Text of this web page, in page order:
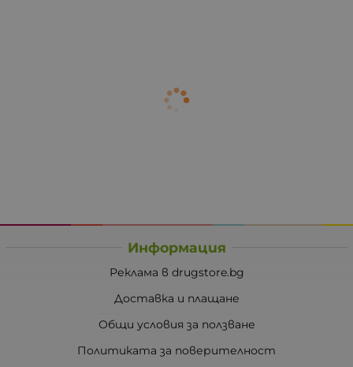
Информация
Реклама в drugstore.bg
Доставка и плащане
Общи условия за ползване
Политиката за поверителност